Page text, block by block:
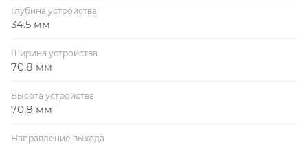
Глубина устройства
34.5 мм
Ширина устройства
70.8 мм
Высота устройства
70.8 мм
Направление выхода